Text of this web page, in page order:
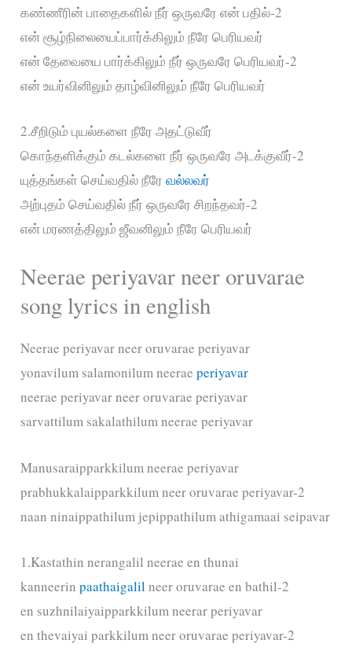
கண்ணீரின் பாதைகளில் நீர் ஒருவரே என் பதில்-2
என் சூழ்நிலையைப்பார்க்கிலும் நீரே பெரியவர்
என் தேவையை பார்க்கிலும் நீர் ஒருவரே பெரியவர்-2
என் உயர்வினிலும் தாழ்வினிலும் நீரே பெரியவர்
2.சீறிடும் புயல்களை நீரே அதட்டுவீர்
கொந்தளிக்கும் கடல்களை நீர் ஒருவரே அடக்குவீர்-2
யுத்தங்கள் செய்வதில் நீரேவல்லவர்
அற்புதம் செய்வதில் நீர் ஒருவரே சிறந்தவர்-2
என் மரணத்திலும் ஜீவனிலும் நீரே பெரியவர்
Neerae periyavar neer oruvarae
song lyrics in english
Neerae periyavar neer oruvarae periyavar
yonavilum salamonilum neeraeperiyavar
neerae periyavar neer oruvarae periyavar
sarvattilum sakalathilum neerae periyavar
Manusaraipparkkilum neerae periyavar
prabhukkalaipparkkilum neer oruvarae periyavar-2
naan ninaippathilum jepippathilum athigamaai seipavar
1.Kastathin nerangalil neerae en thunai
kanneerinpaathaigalilneer oruvarae en bathil-2
en suzhnilaiyaipparkkilum neerar periyavar
en thevaiyai parkkilum neer oruvarae periyavar-2